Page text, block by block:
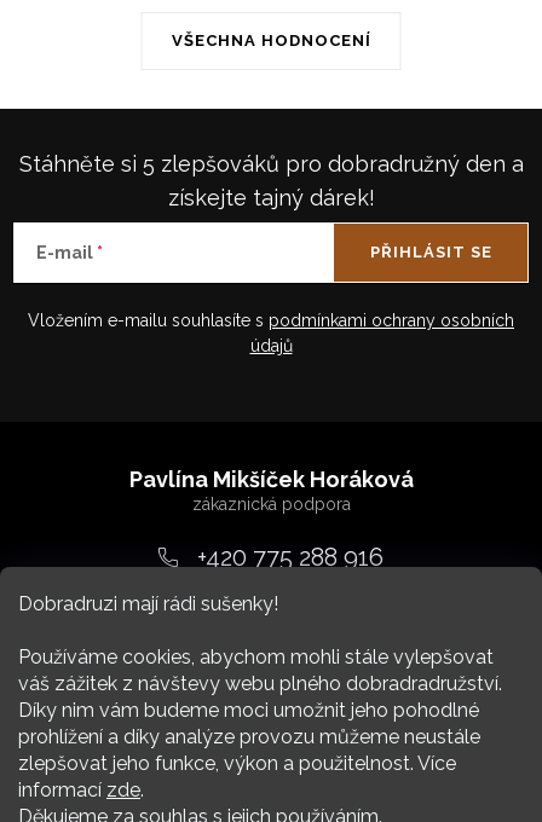
Dobradruzi mají rádi sušenky!
Používáme cookies, abychom mohli stále vylepšovat
váš zážitek z návštevy webu plného dobradradružství.
Díky nim vám budeme moci umožnit jeho pohodlné
prohlížení a díky analýze provozu můžeme neustále
zlepšovat jeho funkce, výkon a použitelnost. Více
informací zde.
Děkujeme za souhlas s jejich používáním.
VŠECHNA HODNOCENÍ
Stáhněte si 5 zlepšováků pro dobradružný den a
získejte tajný dárek!
E-mail
Vložením e-mailu souhlasíte s podmínkami ochrany osobních
údajů
PŘIHLÁSIT SE
a
Nákup
Pavlína Mikšíček Horáková
+420 775 288 916
srdcem@dobradruh.cz